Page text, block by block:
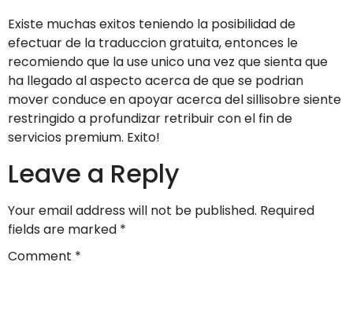
Existe muchas exitos teniendo la posibilidad de
efectuar de la traduccion gratuita, entonces le
recomiendo que la use unico una vez que sienta que
ha llegado al aspecto acerca de que se podri­an
mover conduce en apoyar acerca del silli­sobre siente
restringido a profundizar retribuir con el fin de
servicios premium. Exito!
Leave a Reply
Your email address will not be published. Required
fields are marked *
Comment *